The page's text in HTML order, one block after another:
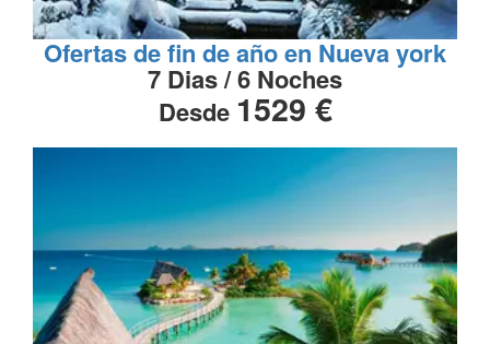
Ofertas de fin de año en Nueva york
7 Dias / 6 Noches
Desde 1529 €